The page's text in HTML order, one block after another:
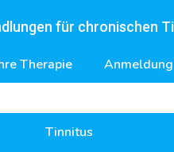
für chronischen
Therapie
Anmeldung
Tinnitus